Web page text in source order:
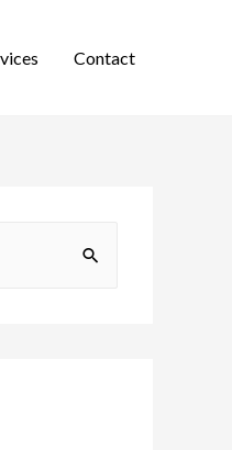
Contact